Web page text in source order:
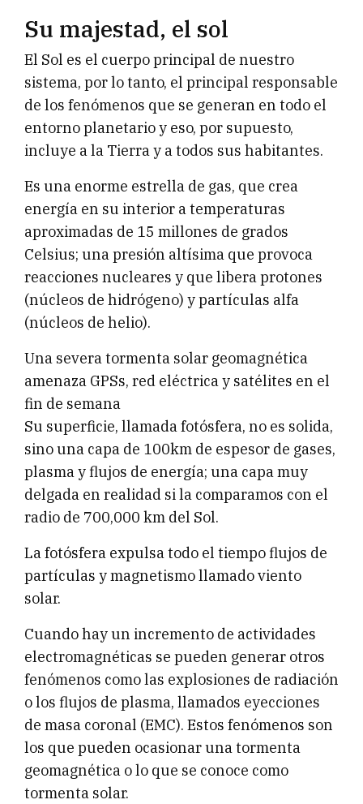
Su majestad, el sol
El Sol es el cuerpo principal de nuestro
sistema, por lo tanto, el principal responsable
de los fenómenos que se generan en todo el
entorno planetario y eso, por supuesto,
incluye a la Tierra y a todos sus habitantes.
Es una enorme estrella de gas, que crea
energía en su interior a temperaturas
aproximadas de 15 millones de grados
Celsius; una presión altísima que provoca
reacciones nucleares y que libera protones
(núcleos de hidrógeno) y partículas alfa
(núcleos de helio).
Una severa tormenta solar geomagnética
amenaza GPSs, red eléctrica y satélites en el
fin de semana
Su superficie, llamada fotósfera, no es solida,
sino una capa de 100km de espesor de gases,
plasma y flujos de energía; una capa muy
delgada en realidad si la comparamos con el
radio de 700,000 km del Sol.
La fotósfera expulsa todo el tiempo flujos de
partículas y magnetismo llamado viento
solar.
Cuando hay un incremento de actividades
electromagnéticas se pueden generar otros
fenómenos como las explosiones de radiación
o los flujos de plasma, llamados eyecciones
de masa coronal (EMC). Estos fenómenos son
los que pueden ocasionar una tormenta
geomagnética o lo que se conoce como
tormenta solar.